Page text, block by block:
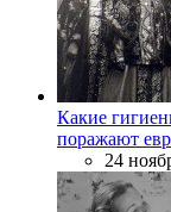
Какие
поражают
24